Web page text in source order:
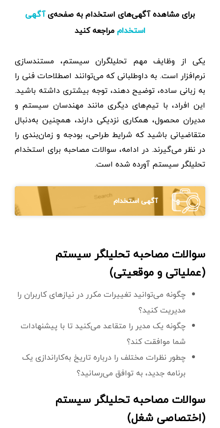
برای مشاهده آگهی‌های استخدام به صفحه‌یآگهی
استخدام مراجعه کنید
یکی از وظایف مهم تحلیلگران سیستم، مستندسازی
نرم‌افزار است. به داوطلبانی که می‌توانند اصطلاحات فنی را
به زبانی ساده، توضیح دهند، توجه بیشتری داشته باشید.
این افراد، با تیم‌های دیگری مانند مهندسان سیستم و
مدیران محصول، همکاری نزدیکی دارند، همچنین به‌دنبال
متقاضیانی باشید که شرایط طراحی، بودجه و زمان‌بندی را
در نظر می‌گیرند. در ادامه، سوالات مصاحبه برای استخدام
تحلیلگر سیستم آورده شده است.
آگهی استخدام
سوالات مصاحبه تحلیلگر سیستم
(عملیاتی و موقعیتی)
چگونه می‌توانید تغییرات مکرر در نیازهای کاربران را
مدیریت کنید؟
چگونه یک مدیر را متقاعد می‌کنید تا با پیشنهادات
شما موافقت کند؟
چطور نظرات مختلف را درباره تاریخ به‌کاراندازی یک
برنامه جدید، به توافق می‌رسانید؟
سوالات مصاحبه تحلیلگر سیستم
(اختصاصی شغل)